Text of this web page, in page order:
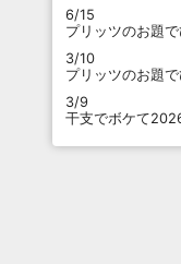
6/15
プリッツのお題
3/10
プリッツのお題
3/9
干支でボケて